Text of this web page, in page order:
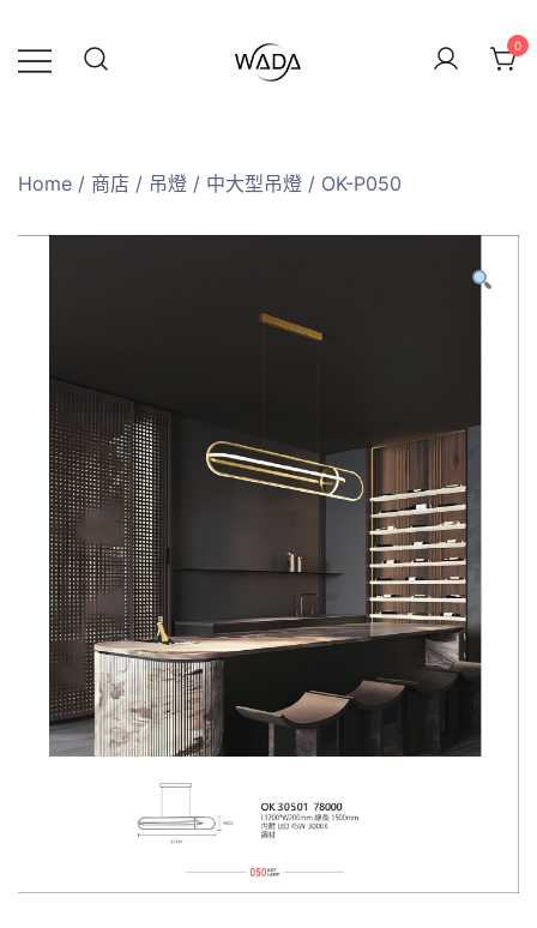
0
Home / 商店 / 吊燈 / 中大型吊燈 / OK-P050